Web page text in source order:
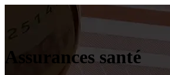
Assurances santé